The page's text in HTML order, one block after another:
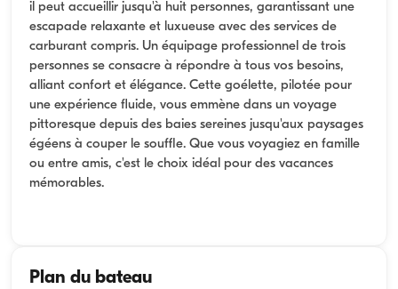
il peut accueillir jusqu'à huit personnes, garantissant une
escapade relaxante et luxueuse avec des services de
carburant compris. Un équipage professionnel de trois
personnes se consacre à répondre à tous vos besoins,
alliant confort et élégance. Cette goélette, pilotée pour
une expérience fluide, vous emmène dans un voyage
pittoresque depuis des baies sereines jusqu'aux paysages
égéens à couper le souffle. Que vous voyagiez en famille
ou entre amis, c'est le choix idéal pour des vacances
mémorables.
Plan du bateau